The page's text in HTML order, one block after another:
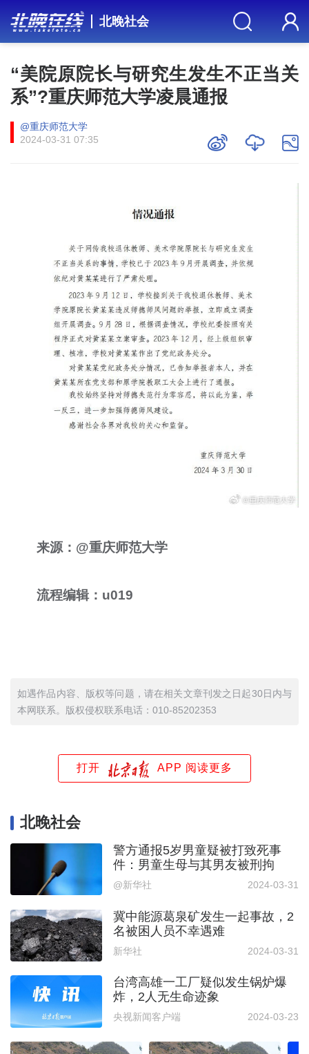
北晚社会
“美院原院长与研究生发生不正当关
系”?重庆师范大学凌晨通报
@重庆师范大学
2024-03-31 07:35
来源：@重庆师范大学
流程编辑：u019
如遇作品内容、版权等问题，请在相关文章刊发之日起30日内与
本网联系。版权侵权联系电话：010-85202353
打开 APP 阅读更多
北晚社会
警方通报5岁男童疑被打致死事
件：男童生母与其男友被刑拘
@ 新华社 2024-03-31
冀中能源葛泉矿发生一起事故，2
名被困人员不幸遇难
新华社 2024-03-31
台湾高雄一工厂疑似发生锅炉爆
炸，2人无生命迹象
央视新闻客户端 2024-03-23